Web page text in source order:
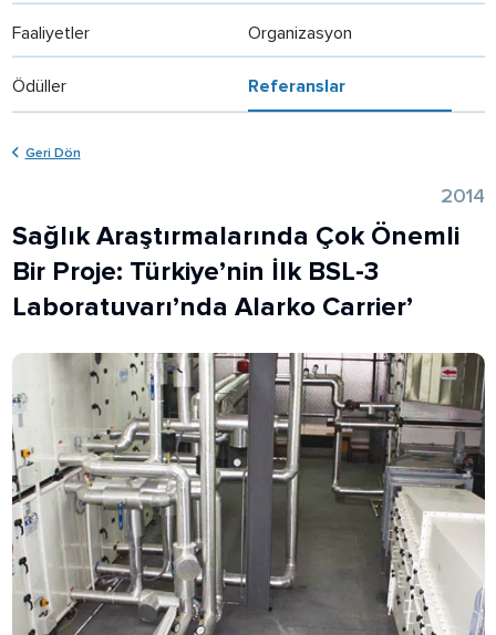
Faaliyetler Organizasyon
Ödüller Referanslar
Geri Dön
Sağlık Araştırmalarında Çok Önemli
Bir Proje: Türkiye’nin İlk BSL-3
Laboratuvarı’nda Alarko Carrier’
2014